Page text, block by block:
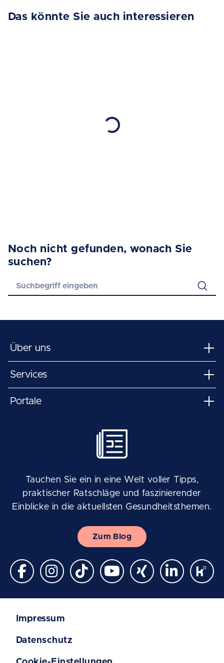
Das könnte Sie auch interessieren
Noch nicht gefunden, wonach Sie
suchen?
Über uns
Services
Portale
Tauchen Sie ein in eine Welt voller Tipps,
praktischer Ratschläge und faszinierender
Einblicke in die aktuellsten Gesundheitsthemen.
Zum Blog
Impressum
Datenschutz